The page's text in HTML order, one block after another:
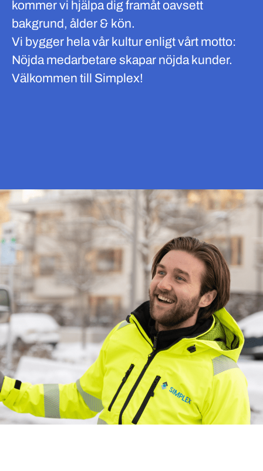
kommer vi hjälpa dig framåt oavsett
bakgrund, ålder & kön.
Vi bygger hela vår kultur enligt vårt motto:
Nöjda medarbetare skapar nöjda kunder.
Välkommen till Simplex!